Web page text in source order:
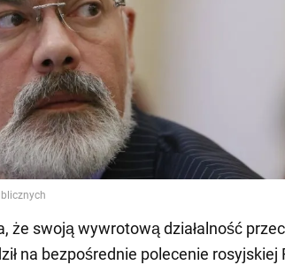
że swoją wywrotową działalność
na bezpośrednie polecenie rosyjskiej